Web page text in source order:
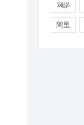
网络
阿里